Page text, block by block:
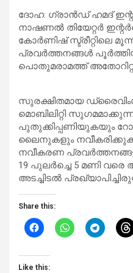
ദോഹ: ഗ്രാൻഡ് ഹമദ്
നാഷണൽ തിയേറ്റർ
കോർണിഷ് സ്ട്രീറ്റിലെ
പ്രവർത്തനങ്ങൾ
പൊതുമരാമത്ത്
സുരക്ഷിതമായ
മൊബിലിറ്റി
പുതുക്കിപ്പണിയുകയും
ലൈനുകളും
നവീകരണ
19 പുലർച്ചെ 5 മണി
അടച്ചിടൽ
Share this:
Like this: